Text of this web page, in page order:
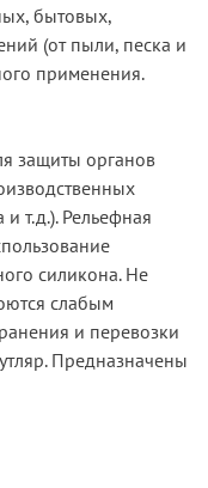
бытовых,
(от пыли, песка и
применения.
защиты органов
т.д.). Рельефная
силикона. Не
слабым
и перевозки
Предназначены